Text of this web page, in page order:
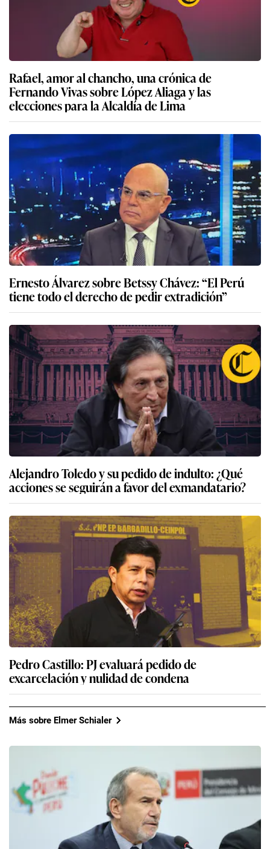
Rafael, amor al chancho, una crónica de
Fernando Vivas sobre López Aliaga y las
elecciones para la Alcaldía de Lima
Ernesto Álvarez sobre Betssy Chávez: “El Perú
tiene todo el derecho de pedir extradición”
Alejandro Toledo y su pedido de indulto: ¿Qué
acciones se seguirán a favor del exmandatario?
Pedro Castillo: PJ evaluará pedido de
excarcelación y nulidad de condena
Más sobre Elmer Schialer